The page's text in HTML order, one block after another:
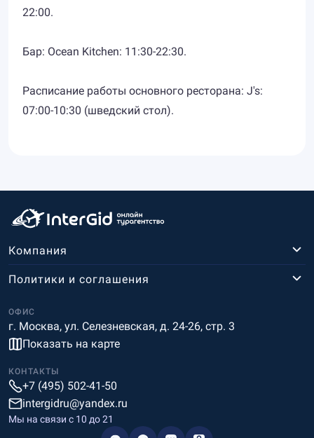
22:00.
Бар: Ocean Kitchen: 11:30-22:30.
Расписание работы основного ресторана: J's:
07:00-10:30 (шведский стол).
Компания
ОФИС
г. Москва, ул. Селезневская, д. 24-26, стр. 3
Показать на карте
Политики и соглашения
КОНТАКТЫ
+7 (495) 502-41-50
intergidru@yandex.ru
Мы на связи c 10 до 21